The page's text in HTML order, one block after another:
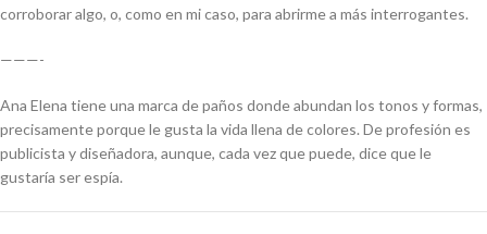
corroborar algo, o, como en mi caso, para abrirme a más interrogantes.
———-
Ana Elena tiene una marca de paños donde abundan los tonos y formas,
precisamente porque le gusta la vida llena de colores. De profesión es
publicista y diseñadora, aunque, cada vez que puede, dice que le
gustaría ser espía.